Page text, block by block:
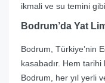
ikmali ve su temini
Bodrum’da Yat
Bodrum, Türkiye’nin
kasabadır. Hem
Bodrum, her yıl yerli